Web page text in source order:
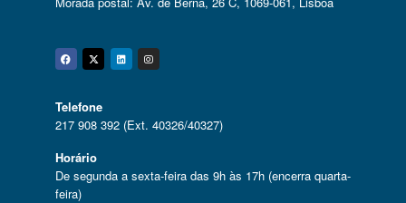
Facebook
Twitter
Linkedin
Instagram
Telefone
217 908 392 (Ext. 40326/40327)
Horário
De segunda a sexta-feira das 9h às 17h (encerra quarta-
feira)